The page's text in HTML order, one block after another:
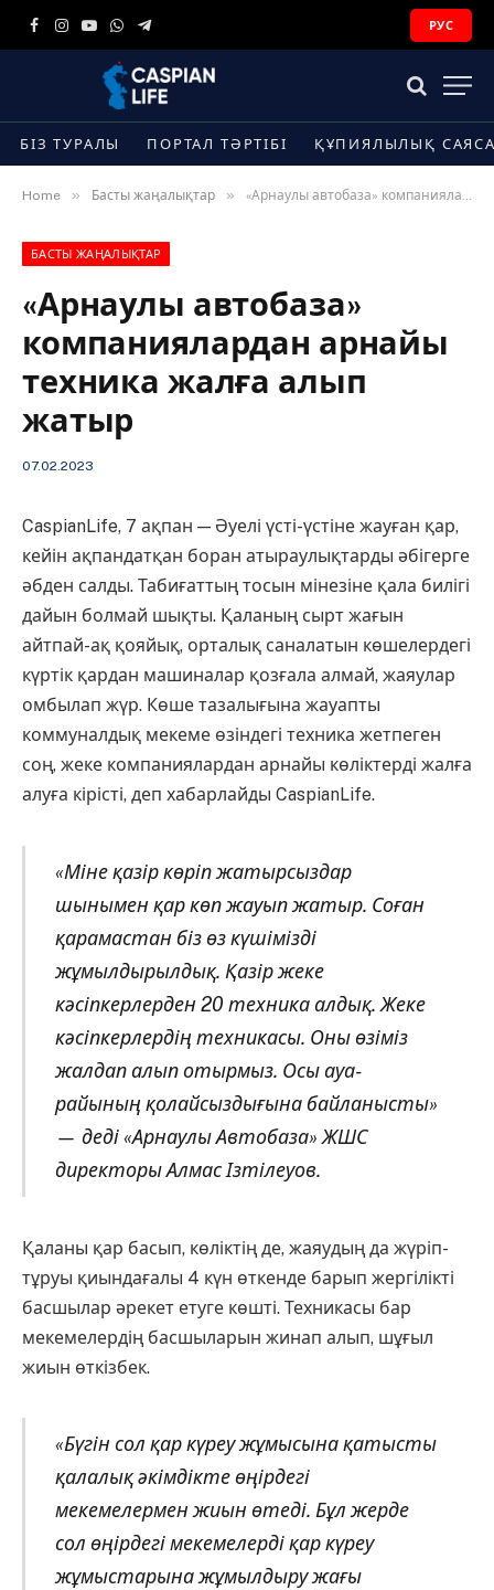
Facebook
Instagram
YouTube
WhatsApp
Telegram
РУС
БІЗ ТУРАЛЫ ПОРТАЛ ТӘРТІБІ ҚҰПИЯЛЫЛЫҚ
Home » Басты жаңалықтар » «Арнаулы автобаза» компаниялардан арнайы техника жалға алып жатыр
БАСТЫ ЖАҢАЛЫҚТАР
«Арнаулы автобаза»
компаниялардан арнайы
техника жалға алып
жатыр
07.02.2023
CaspianLife, 7 ақпан — Әуелі үсті-үстіне жауған қар,
кейін ақпандатқан боран атыраулықтарды әбігерге
әбден салды. Табиғаттың тосын мінезіне қала билігі
дайын болмай шықты. Қаланың сырт жағын
айтпай-ақ қояйық, орталық саналатын көшелердегі
күртік қардан машиналар қозғала алмай, жаяулар
омбылап жүр. Көше тазалығына жауапты
коммуналдық мекеме өзіндегі техника жетпеген
соң, жеке компаниялардан арнайы көліктерді жалға
алуға кірісті, деп хабарлайды CaspianLife.
«Міне қазір көріп жатырсыздар
шынымен қар көп жауып жатыр. Соған
қарамастан біз өз күшімізді
жұмылдырылдық. Қазір жеке
кәсіпкерлерден 20 техника алдық. Жеке
кәсіпкерлердің техникасы. Оны өзіміз
жалдап алып отырмыз. Осы ауа-
райының қолайсыздығына байланысты»
— деді «Арнаулы Автобаза» ЖШС
директоры Алмас Ізтілеуов.
Қаланы қар басып, көліктің де, жаяудың да жүріп-
тұруы қиындағалы 4 күн өткенде барып жергілікті
басшылар әрекет етуге көшті. Техникасы бар
мекемелердің басшыларын жинап алып, шұғыл
жиын өткізбек.
«Бүгін сол қар күреу жұмысына қатысты
қалалық әкімдікте өңірдегі
мекемелермен жиын өтеді. Бұл жерде
сол өңірдегі мекемелерді қар күреу
жұмыстарына жұмылдыру жағы